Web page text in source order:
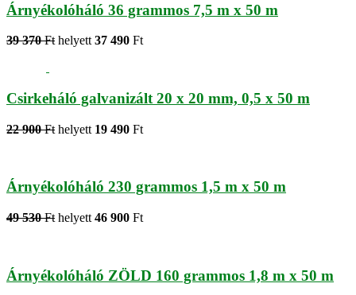
Árnyékolóháló 36 grammos 7,5 m x 50 m
39 370 Ft helyett 37 490 Ft
Csirkeháló galvanizált 20 x 20 mm, 0,5 x 50 m
22 900 Ft helyett 19 490 Ft
Árnyékolóháló 230 grammos 1,5 m x 50 m
49 530 Ft helyett 46 900 Ft
Árnyékolóháló ZÖLD 160 grammos 1,8 m x 50 m